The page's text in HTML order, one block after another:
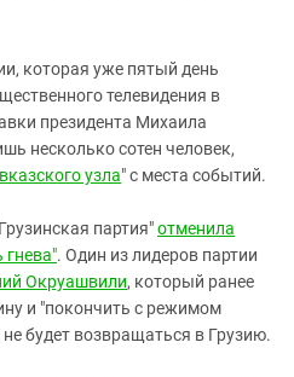
В ЧЕЧНЕ
АКТИВИСТОВ
И ПРОТЕСТЫ
которая уже пятый день
телевидения в
президента Михаила
несколько сотен человек,
узла" с места событий.
партия"отменила
. Один из лидеров партии
Окруашвили, который ранее
и "покончить с режимом
не будет возвращаться в Грузию.